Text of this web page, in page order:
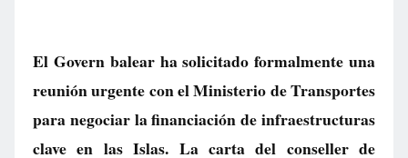
El Govern balear ha solicitado formalmente una
reunión urgente con el Ministerio de Transportes
para negociar la financiación de infraestructuras
clave en las Islas. La carta del conseller de